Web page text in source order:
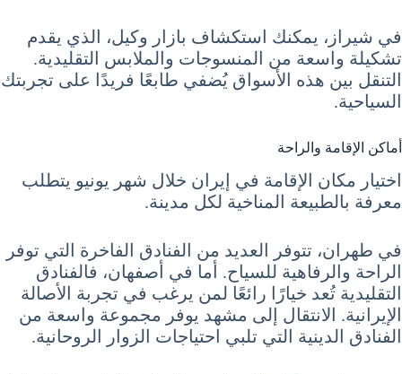
في شيراز، يمكنك استكشاف بازار وكيل، الذي يقدم
تشكيلة واسعة من المنسوجات والملابس التقليدية.
التنقل بين هذه الأسواق يُضفي طابعًا فريدًا على تجربتك
السياحية.
أماكن الإقامة والراحة
اختيار مكان الإقامة في إيران خلال شهر يونيو يتطلب
معرفة بالطبيعة المناخية لكل مدينة.
في طهران، تتوفر العديد من الفنادق الفاخرة التي توفر
الراحة والرفاهية للسياح. أما في أصفهان، فالفنادق
التقليدية تُعد خيارًا رائعًا لمن يرغب في تجربة الأصالة
الإيرانية. الانتقال إلى مشهد يوفر مجموعة واسعة من
الفنادق الدينية التي تلبي احتياجات الزوار الروحانية.